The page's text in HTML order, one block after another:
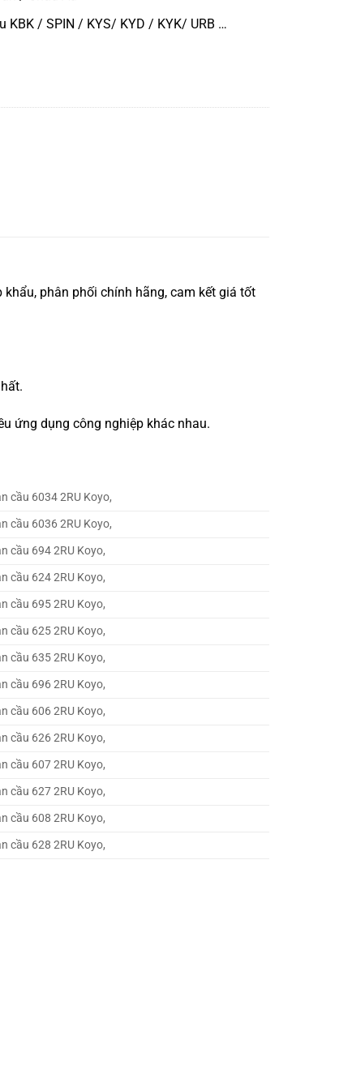
KBK / SPIN / KYS/ KYD / KYK/ URB …
phân phối chính hãng, cam kết giá tốt
ứng dụng công nghiệp khác nhau.
cầu 6034 2RU Koyo,
cầu 6036 2RU Koyo,
cầu 694 2RU Koyo,
cầu 624 2RU Koyo,
cầu 695 2RU Koyo,
cầu 625 2RU Koyo,
cầu 635 2RU Koyo,
cầu 696 2RU Koyo,
cầu 606 2RU Koyo,
cầu 626 2RU Koyo,
cầu 607 2RU Koyo,
cầu 627 2RU Koyo,
cầu 608 2RU Koyo,
cầu 628 2RU Koyo,